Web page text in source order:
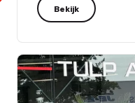
Bekijk